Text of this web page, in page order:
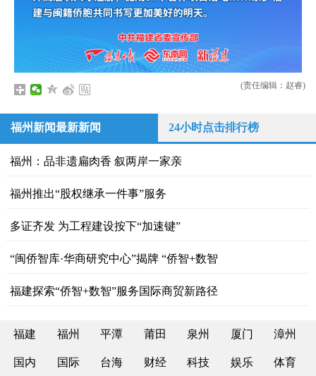
(责任编辑：赵睿)
福州新闻最新新闻 24小时点击排行榜
福州：品非遗扁肉香 叙两岸一家亲
福州推出“股权继承一件事”服务
多证齐发 为工程建设按下“加速键”
“闽侨智库·华商研究中心”揭牌 “侨智+数智
福建探索“侨智+数智”服务国际商贸新路径
福建 福州 平潭 莆田 泉州 厦门 漳州
国内 国际 台海 财经 科技 娱乐 体育